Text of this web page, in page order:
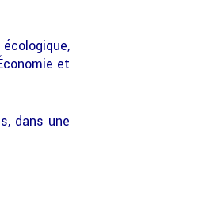
et
dans une